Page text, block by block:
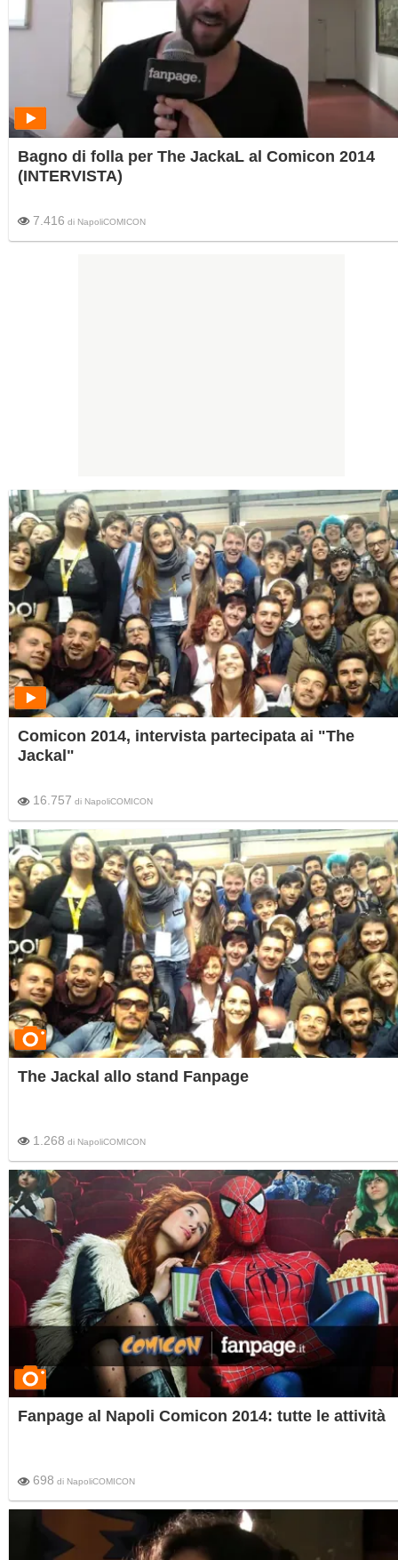
Bagno di folla per The JackaL al Comicon 2014
(INTERVISTA)
7.416 di NapoliCOMICON
Comicon 2014, intervista partecipata ai "The
Jackal"
16.757 di NapoliCOMICON
The Jackal allo stand Fanpage
1.268 di NapoliCOMICON
Fanpage al Napoli Comicon 2014: tutte le attività
698 di NapoliCOMICON